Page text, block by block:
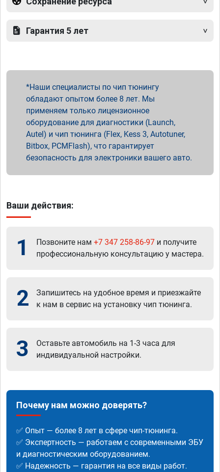
Гарантия 5 лет
Наши специалисты по чип тюнингу
обладают опытом более 8 лет. Мы
применяем только лицензионное
оборудование для диагностики (Launch,
Autel) и чип тюнинга (Flex, Kess 3, Autotuner,
Bitbox, PCMFlash), что гарантирует
безопасность для электроники вашего авто.
Ваши действия:
1 Позвоните нам +7 347 258-86-97 и получите
профессиональную консультацию у мастера.
2
Запишитесь на удобное время и приезжайте
к нам в сервис на установку чип тюнинга.
3
Оставьте автомобиль на 1-3 часа для
индивидуальной настройки.
Почему нам можно доверять?
✅ Опыт — более 8 лет в сфере чип-тюнинга.
✅ Экспертность — работаем с современными ЭБУ
и диагностическим оборудованием.
✅ Надежность — гарантия на все виды работ.